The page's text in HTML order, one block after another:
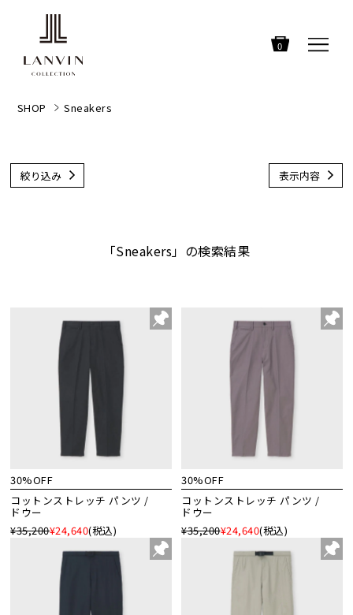
0
SHOP Sneakers
絞り込み 表示内容
「Sneakers」の検索結果
30%OFF
コットンストレッチ パンツ /
ドウー
¥35,200¥24,640(税込)
30%OFF
コットンストレッチ パンツ /
ドウー
¥35,200¥24,640(税込)